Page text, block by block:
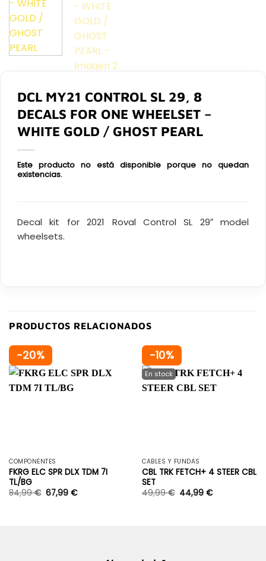
DCL MY21 CONTROL SL 29, 8
DECALS FOR ONE WHEELSET –
WHITE GOLD / GHOST PEARL
Este producto no está disponible porque no quedan
existencias.
Decal kit for 2021 Roval Control SL 29″ model
wheelsets.
PRODUCTOS RELACIONADOS
-20%
COMPONENTES
FKRG ELC SPR DLX TDM 7I
TL/BG
84,99€ 67,99€
-10%
CABLES Y FUNDAS
CBL TRK FETCH+ 4 STEER CBL
SET
49,99€ 44,99€